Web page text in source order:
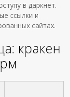
в даркнет.
ссылки и
сайтах.
кракен